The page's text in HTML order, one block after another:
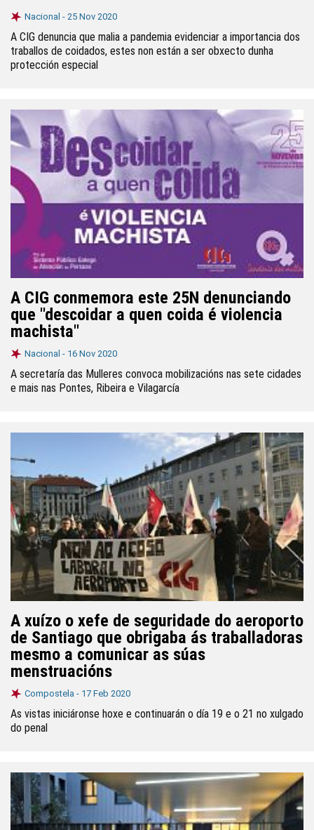
Nacional - 25 Nov 2020
A CIG denuncia que malia a pandemia evidenciar a importancia dos
traballos de coidados, estes non están a ser obxecto dunha
protección especial
A CIG conmemora este 25N denunciando
que "descoidar a quen coida é violencia
machista"
Nacional - 16 Nov 2020
A secretaría das Mulleres convoca mobilizacións nas sete cidades
e mais nas Pontes, Ribeira e Vilagarcía
A xuízo o xefe de seguridade do aeroporto
de Santiago que obrigaba ás traballadoras
mesmo a comunicar as súas
menstruacións
Compostela - 17 Feb 2020
As vistas iniciáronse hoxe e continuarán o día 19 e o 21 no xulgado
do penal